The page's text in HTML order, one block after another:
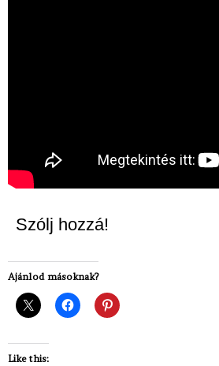
Szólj hozzá!
Ajánlod másoknak?
Like this: